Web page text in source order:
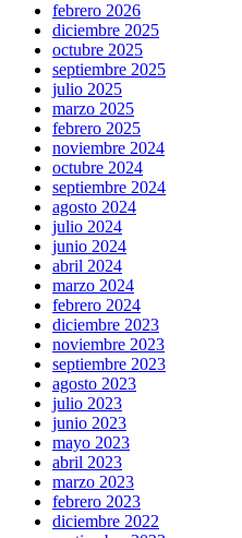
febrero 2026
diciembre 2025
octubre 2025
septiembre 2025
julio 2025
marzo 2025
febrero 2025
noviembre 2024
octubre 2024
septiembre 2024
agosto 2024
julio 2024
junio 2024
abril 2024
marzo 2024
febrero 2024
diciembre 2023
noviembre 2023
septiembre 2023
agosto 2023
julio 2023
junio 2023
mayo 2023
abril 2023
marzo 2023
febrero 2023
diciembre 2022